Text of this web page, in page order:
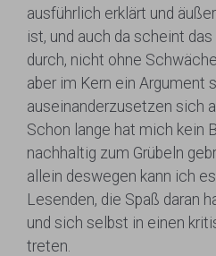
ausführlich erklärt und
ist, und auch da scheint
durch, nicht ohne
aber im Kern ein Argument
auseinanderzusetzen sich
Schon lange hat mich kein
nachhaltig zum Grübeln
allein deswegen kann ich
Lesenden, die Spaß daran
und sich selbst in einen
treten.